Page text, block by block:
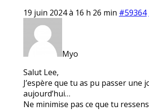
19 juin 2024 à 16 h 26 min #59364
Myo
Salut Lee,
J’espère que tu as pu passer une
aujourd’hui…
Ne minimise pas ce que tu